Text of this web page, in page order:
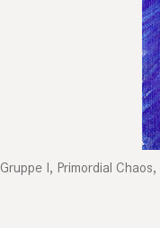
Gruppe I, Primordial